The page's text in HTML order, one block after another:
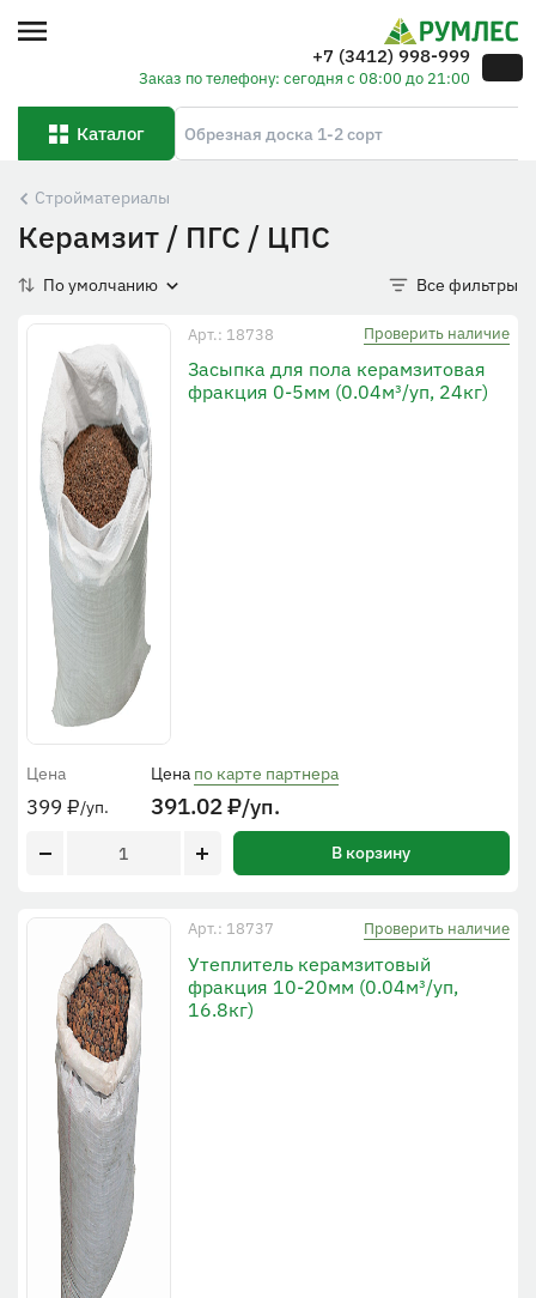
+7 (3412) 998-999
Заказ по телефону: сегодня с 08:00 до 21:00
Каталог
Стройматериалы
Керамзит / ПГС / ЦПС
По умолчанию Все фильтры
Арт.: 18738 Проверить наличие
Засыпка для пола керамзитовая
фракция 0-5мм (0.04м³/уп, 24кг)
Цена
399 ₽/уп.
Цена по карте партнера
391.02₽/уп.
В корзину
Арт.: 18737 Проверить наличие
Утеплитель керамзитовый
фракция 10-20мм (0.04м³/уп,
16.8кг)